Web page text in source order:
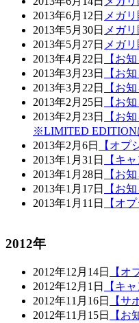
2013年6月12日 メガ
2013年5月30日 メガ
2013年5月27日 メガ
2013年4月22日
【お
2013年3月23日
【お
2013年3月22日
【お
2013年2月25日
【お
2013年2月23日
【お
※LIMITED EDITION
2013年2月6日
【オプ
2013年1月31日
【キ
2013年1月28日
【お
2013年1月17日
【お
2013年1月11日
【オ
2012年
2012年12月14日
【オ
2012年12月1日
【キ
2012年11月16日
【サ
2012年11月15日
【お